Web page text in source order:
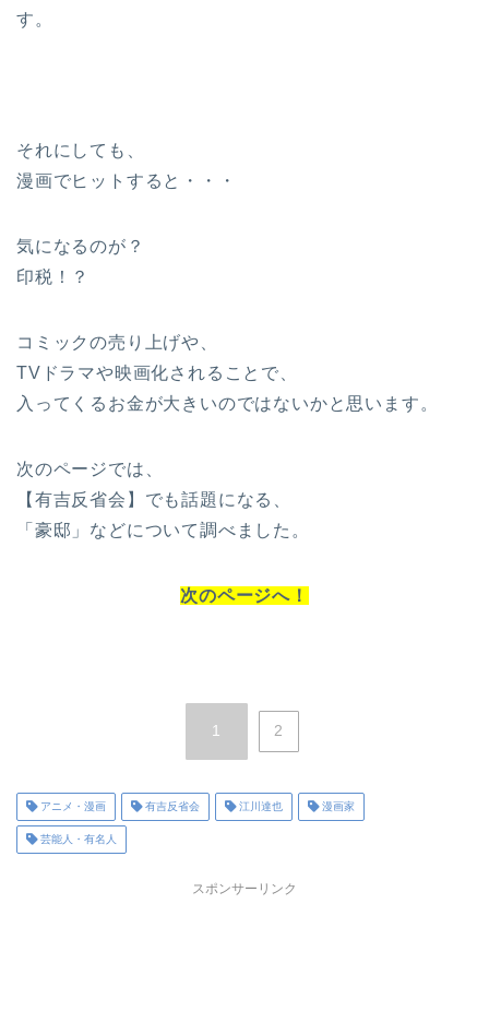
す。
それにしても、
漫画でヒットすると・・・
気になるのが？
印税！？
コミックの売り上げや、
TVドラマや映画化されることで、
入ってくるお金が大きいのではないかと思います。
次のページでは、
【有吉反省会】でも話題になる、
「豪邸」などについて調べました。
次のページへ！
1 2
アニメ・漫画 有吉反省会 江川達也 漫画家
芸能人・有名人
スポンサーリンク